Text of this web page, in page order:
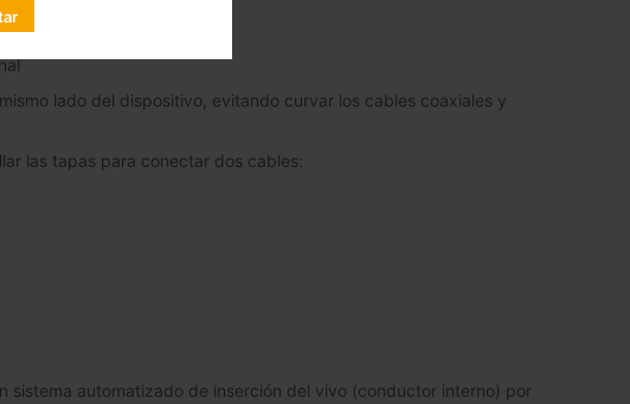
se suelte
lado del dispositivo, evitando curvar los cables coaxiales y
las tapas para conectar dos cables:
sistema automatizado de inserción del vivo (conductor interno) por